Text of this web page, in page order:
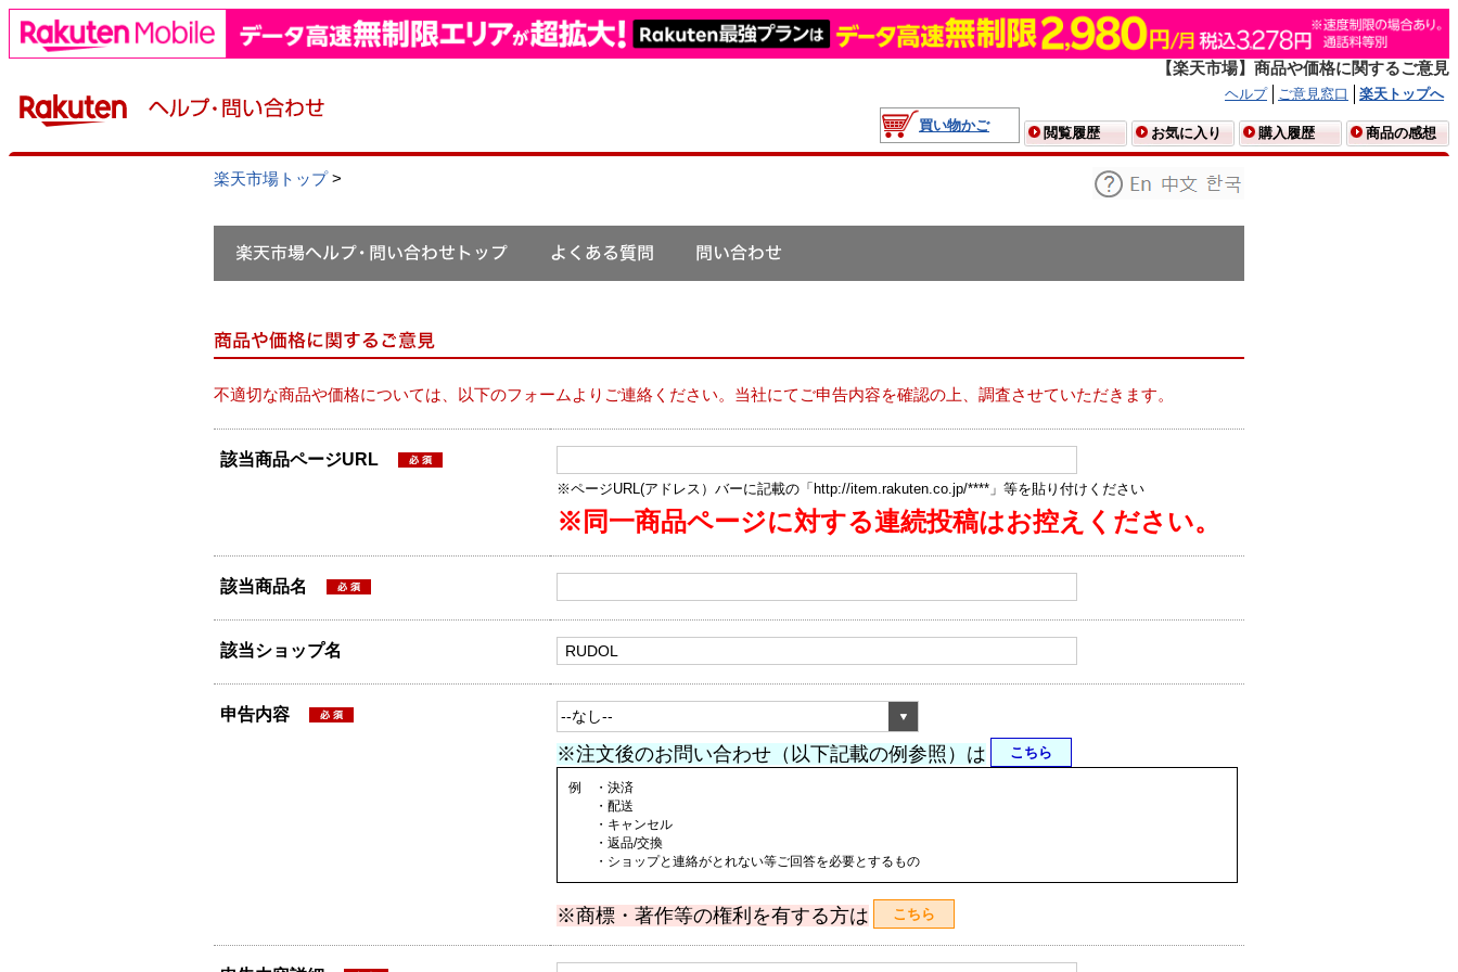
【楽天市場】商品や価格に関するご意見
ヘルプ ご意見窓口
楽天トップへ
買い物かご
閲覧履歴 お気に入り 購入履歴 商品の感想
楽天市場トップ>
不適切な商品や価格については、以下のフォームよりご連絡ください。当社にてご申告内容を確認の上、調査させていただきます。
該当商品ページURL
※ページURL(アドレス）バーに記載の「http://item.rakuten.co.jp/****」等を貼り付けください
※同一商品ページに対する連続投稿はお控えください。
該当商品名
該当ショップ名
申告内容
※注文後のお問い合わせ（以下記載の例参照）は こちら
例 ・決済
・配送
・キャンセル
・返品/交換
・ショップと連絡がとれない等ご回答を必要とするもの
※商標・著作等の権利を有する方は こちら